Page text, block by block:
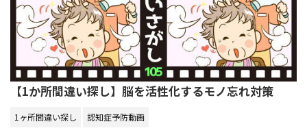
【1か所間違い探し】脳を活性化するモノ忘れ対策
1ヶ所間違い探し 認知症予防動画